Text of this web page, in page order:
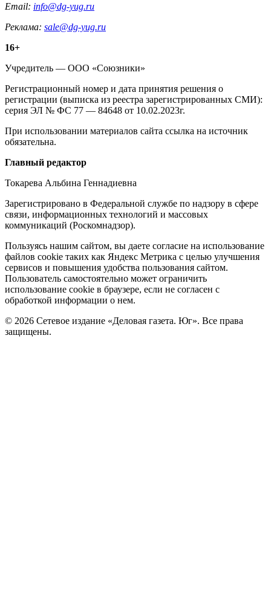
Email: info@dg-yug.ru
Реклама: sale@dg-yug.ru
Информация
о
издании
16+
Учредитель — ООО «Союзники»
Регистрационный номер и дата принятия решения о
регистрации (выписка из реестра зарегистрированных СМИ):
серия ЭЛ № ФС 77 — 84648 от 10.02.2023г.
При использовании материалов сайта ссылка на источник
обязательна.
Редакция
Главный редактор
Токарева Альбина Геннадиевна
Зарегистрировано в Федеральной службе по надзору в сфере
связи, информационных технологий и массовых
коммуникаций (Роскомнадзор).
Политика
cookie
Пользуясь нашим сайтом, вы даете согласие на использование
файлов cookie таких как Яндекс Метрика с целью улучшения
сервисов и повышения удобства пользования сайтом.
Пользователь самостоятельно может ограничить
использование cookie в браузере, если не согласен с
обработкой информации о нем.
© 2026 Сетевое издание «Деловая газета. Юг». Все права
защищены.